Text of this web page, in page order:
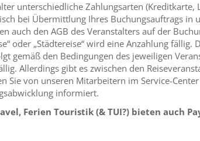
unterschiedliche Zahlungsarten
bei Übermittlung Ihres Buchungsauftrags in
auch den AGB des Veranstalters auf der
oder „Städtereise“ wird eine Anzahlung
gemäß den Bedingungen des jeweiligen
Allerdings gibt es zwischen den
Sie von unseren Mitarbeitern im Service-
informiert.
Ferien Touristik (& TUI?) bieten auch